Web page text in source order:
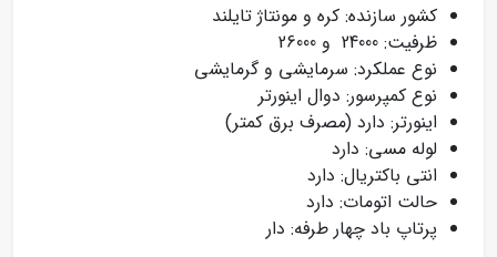
کشور سازنده: کره و مونتاژ تایلند
ظرفیت: 24000 و 26000
نوع عملکرد: سرمایشی و گرمایشی
نوع کمپرسور: دوال اینورتر
اینورتر: دارد (مصرف برق کمتر)
لوله مسی: دارد
انتی باکتریال: دارد
حالت اتومات: دارد
پرتاپ باد چهار طرفه: دار